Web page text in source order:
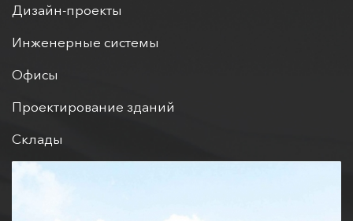
Дизайн-проекты
Инженерные системы
Офисы
Проектирование зданий
Склады